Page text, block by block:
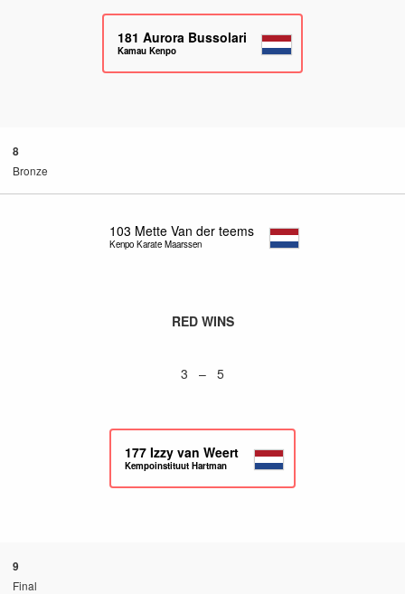
181 Aurora Bussolari
Kamau Kenpo
8
Bronze
103 Mette Van der teems
Kenpo Karate Maarssen
RED WINS
3 – 5
177 Izzy van Weert
Kempoinstituut Hartman
9
Final